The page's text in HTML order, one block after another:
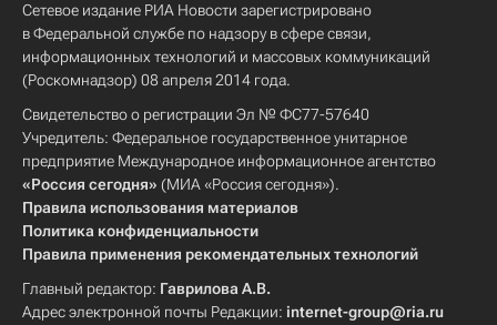
Сетевое издание РИА Новости зарегистрировано
в Федеральной службе по надзору в сфере связи,
информационных технологий и массовых коммуникаций
(Роскомнадзор) 08 апреля 2014 года.
Свидетельство о регистрации Эл № ФС77-57640
Учредитель: Федеральное государственное унитарное
предприятие Международное информационное агентство
«Россия сегодня» (МИА «Россия сегодня»).
Правила использования материалов
Политика конфиденциальности
Правила применения рекомендательных технологий
Главный редактор: Гаврилова А.В.
Адрес электронной почты Редакции: internet-group@ria.ru